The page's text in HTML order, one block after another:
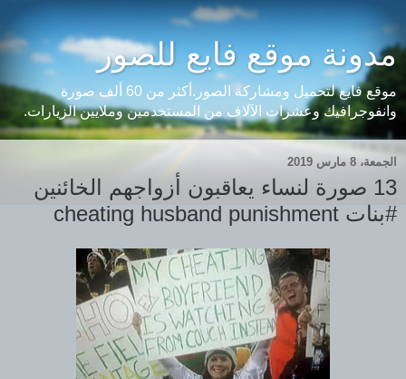
مدونة موقع فايع للصور
موقع فايع لتحميل ومشاركة الصور.أكثر من 60 ألف صورة
وانفوجرافيك وعشرات الآلاف من المستخدمين وملايين الزيارات.
الجمعة، 8 مارس 2019
13 صورة لنساء يعاقبون أزواجهم الخائنين
#بنات cheating husband punishment